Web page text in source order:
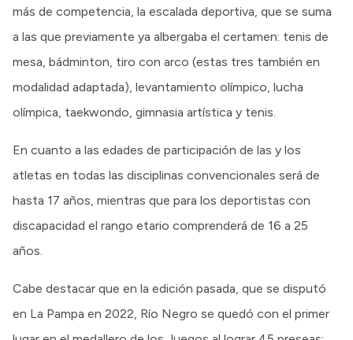
más de competencia, la escalada deportiva, que se suma
a las que previamente ya albergaba el certamen: tenis de
mesa, bádminton, tiro con arco (estas tres también en
modalidad adaptada), levantamiento olímpico, lucha
olímpica, taekwondo, gimnasia artística y tenis.
En cuanto a las edades de participación de las y los
atletas en todas las disciplinas convencionales será de
hasta 17 años, mientras que para los deportistas con
discapacidad el rango etario comprenderá de 16 a 25
años.
Cabe destacar que en la edición pasada, que se disputó
en La Pampa en 2022, Río Negro se quedó con el primer